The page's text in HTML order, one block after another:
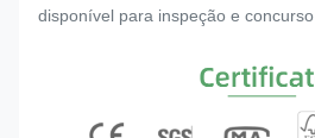
disponível para inspeção e